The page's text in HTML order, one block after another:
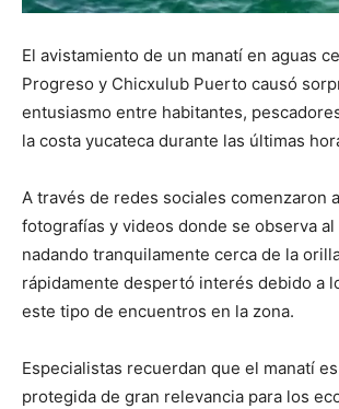
El avistamiento de un manatí en aguas
Progreso y Chicxulub Puerto causó
entusiasmo entre habitantes,
la costa yucateca durante las últimas
A través de redes sociales comenzaron
fotografías y videos donde se observa
nadando tranquilamente cerca de la
rápidamente despertó interés debido a
este tipo de encuentros en la zona.
Especialistas recuerdan que el manatí
protegida de gran relevancia para los